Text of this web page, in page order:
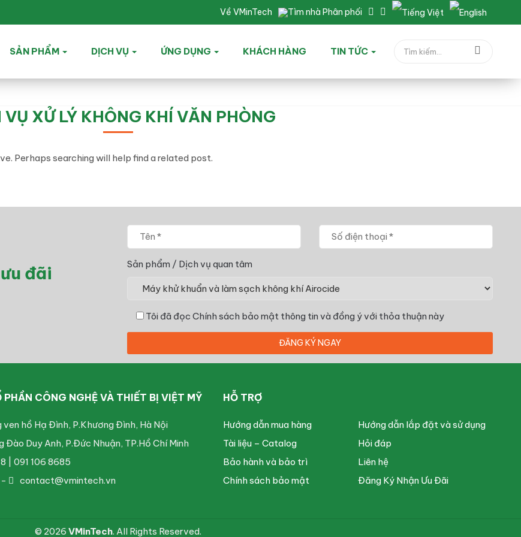
Về VMinTech Tìm nhà Phân phối
SẢN PHẨM DỊCH VỤ ỨNG DỤNG KHÁCH HÀNG TIN TỨC
VỤ XỬ LÝ KHÔNG KHÍ VĂN PHÒNG
Perhaps searching will help find a related post.
đãi Sản phẩm / Dịch vụ quan tâm
Tôi đã đọc Chính sách bảo mật thông tin và đồng ý với thỏa thuận này
CÔNG NGHỆ VÀ THIẾT BỊ VIỆT MỸ
ven hồ Hạ Đình, P.Khương Đình, Hà Nội
Đào Duy Anh, P.Đức Nhuận, TP.Hồ Chí Minh
| 091 106 8685
- contact@vmintech.vn
HỖ TRỢ
Hướng dẫn mua hàng
Hướng dẫn lắp đặt và sử dụng
Tài liệu – Catalog
Hỏi đáp
Bảo hành và bảo trì
Liên hệ
Chính sách bảo mật
Đăng Ký Nhận Ưu Đãi
© 2026 VMinTech. All Rights Reserved.